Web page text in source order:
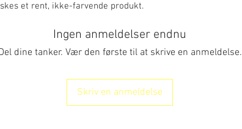
et rent, ikke-farvende produkt.
Ingen anmeldelser endnu
dine tanker. Vær den første til at skrive en anmeldelse.
Skriv en anmeldelse